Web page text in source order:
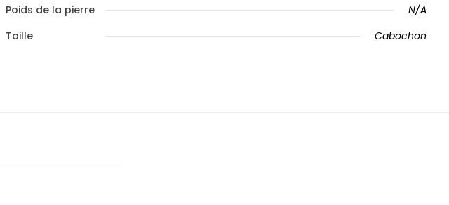
Poids de la pierre
N/A
Taille
Cabochon